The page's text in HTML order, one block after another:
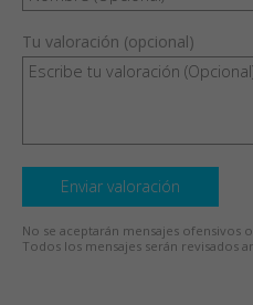
Tu valoración (opcional)
Enviar valoración
No se aceptarán mensajes ofensivos
Todos los mensajes serán revisados